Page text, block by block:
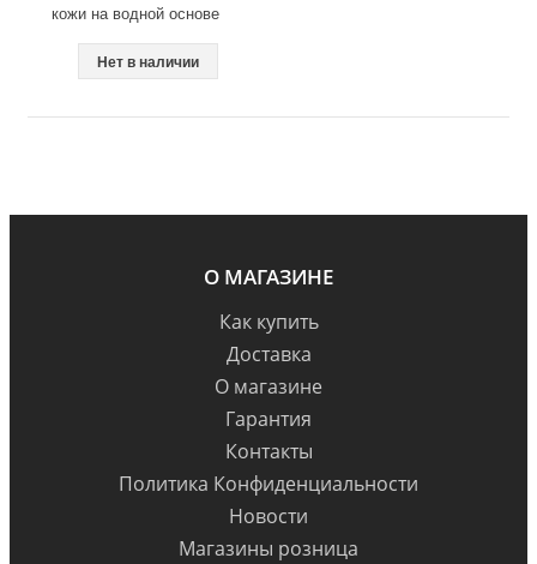
кожи на водной основе
Нет в наличии
О МАГАЗИНЕ
Как купить
Доставка
О магазине
Гарантия
Контакты
Политика Конфиденциальности
Новости
Магазины розница